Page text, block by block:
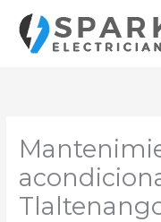
contenido